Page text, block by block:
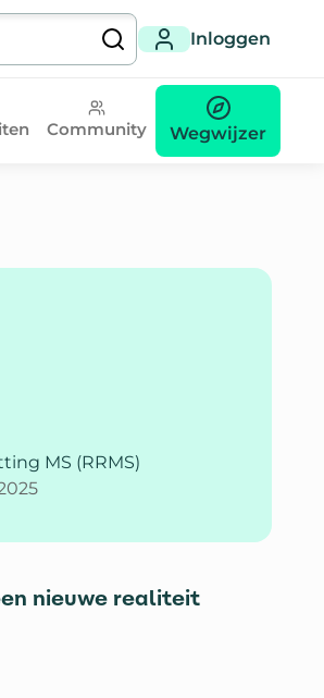
Inloggen
Community Wegwijzer
MS (RRMS)
nieuwe realiteit